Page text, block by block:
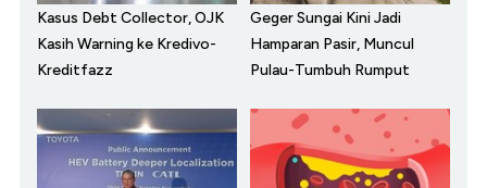
Kasus Debt Collector, OJK
Kasih Warning ke Kredivo-
Kreditfazz
Geger Sungai Kini Jadi
Hamparan Pasir, Muncul
Pulau-Tumbuh Rumput